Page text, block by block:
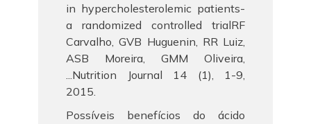
in hypercholesterolemic patients-
a randomized controlled trialRF
Carvalho, GVB Huguenin, RR Luiz,
ASB Moreira, GMM Oliveira,
...Nutrition Journal 14 (1), 1-9,
2015.
Possíveis benefícios do ácido